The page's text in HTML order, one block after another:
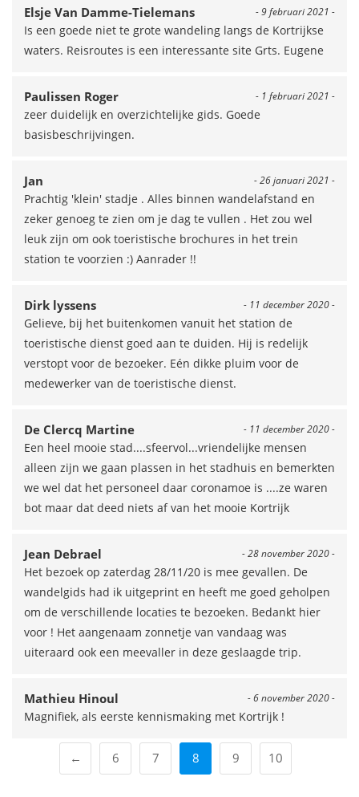
- 9 februari 2021 -
Elsje Van Damme-Tielemans
Is een goede niet te grote wandeling langs de Kortrijkse
waters. Reisroutes is een interessante site Grts. Eugene
- 1 februari 2021 -
Paulissen Roger
zeer duidelijk en overzichtelijke gids. Goede
basisbeschrijvingen.
- 26 januari 2021 -
Jan
Prachtig 'klein' stadje . Alles binnen wandelafstand en
zeker genoeg te zien om je dag te vullen . Het zou wel
leuk zijn om ook toeristische brochures in het trein
station te voorzien :) Aanrader !!
- 11 december 2020 -
Dirk lyssens
Gelieve, bij het buitenkomen vanuit het station de
toeristische dienst goed aan te duiden. Hij is redelijk
verstopt voor de bezoeker. Eén dikke pluim voor de
medewerker van de toeristische dienst.
- 11 december 2020 -
De Clercq Martine
Een heel mooie stad....sfeervol...vriendelijke mensen
alleen zijn we gaan plassen in het stadhuis en bemerkten
we wel dat het personeel daar coronamoe is ....ze waren
bot maar dat deed niets af van het mooie Kortrijk
- 28 november 2020 -
Jean Debrael
Het bezoek op zaterdag 28/11/20 is mee gevallen. De
wandelgids had ik uitgeprint en heeft me goed geholpen
om de verschillende locaties te bezoeken. Bedankt hier
voor ! Het aangenaam zonnetje van vandaag was
uiteraard ook een meevaller in deze geslaagde trip.
- 6 november 2020 -
Mathieu Hinoul
Magnifiek, als eerste kennismaking met Kortrijk !
← 6 7 8 9 10